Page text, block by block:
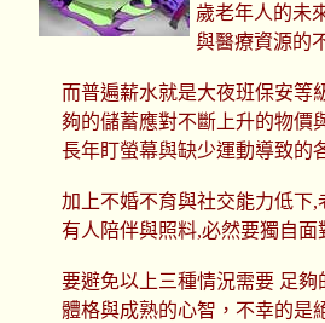
歲老年人的未
與醫療資源的
而普遍薪水就是大夜班保安等
夠的儲蓄應對不斷上升的物價
長年盯螢幕與缺少運動導致的
加上不婚不育與社交能力低下,
有人陪伴與照料,必然要獨自面
要避免以上三種情況需要 足夠
體格與成熟的心智，不幸的是